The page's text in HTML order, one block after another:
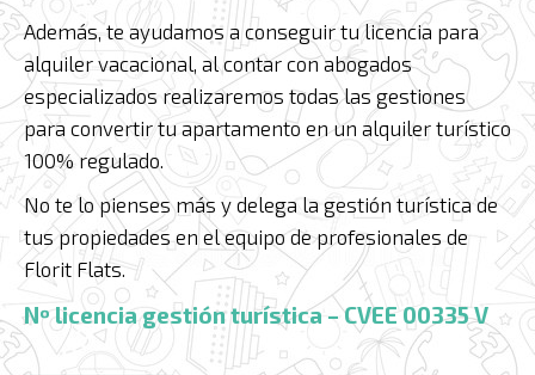
Además, te ayudamos a conseguir tu licencia para
alquiler vacacional, al contar con abogados
especializados realizaremos todas las gestiones
para convertir tu apartamento en un alquiler turístico
100% regulado.
No te lo pienses más y delega la gestión turística de
tus propiedades en el equipo de profesionales de
Florit Flats.
Nº licencia gestión turística – CVEE 00335 V